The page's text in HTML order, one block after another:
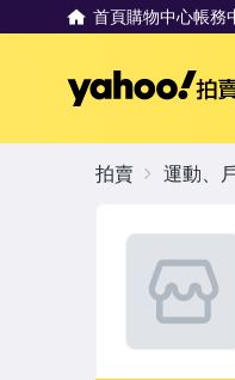
首頁購物中心帳務
拍賣 運動、